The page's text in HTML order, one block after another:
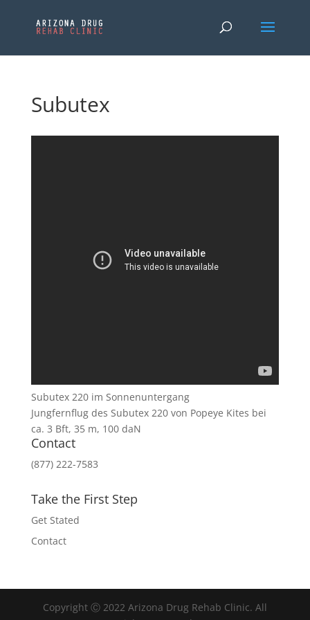
Subutex
Subutex 220 im Sonnenuntergang
Jungfernflug des Subutex 220 von Popeye Kites bei
ca. 3 Bft, 35 m, 100 daN
Contact
(877) 222-7583
Take the First Step
Get Stated
Contact
Copyright Ⓒ 2022 Arizona Drug Rehab Clinic. All